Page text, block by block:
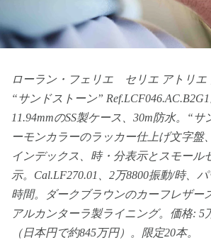
ローラン・フェリエ セリエ アトリエ
“サンドストーン”
11.94mmのSS製ケース、30m防水。“
ーモンカラーのラッカー仕上げ文字盤
インデックス、時・分表示とスモール
示。Cal.LF270.01、2万8800振動/時、
時間。ダークブラウンのカーフレザー
アルカンターラ製ライニング。価格: 5
（日本円で約845万円）。限定20本。